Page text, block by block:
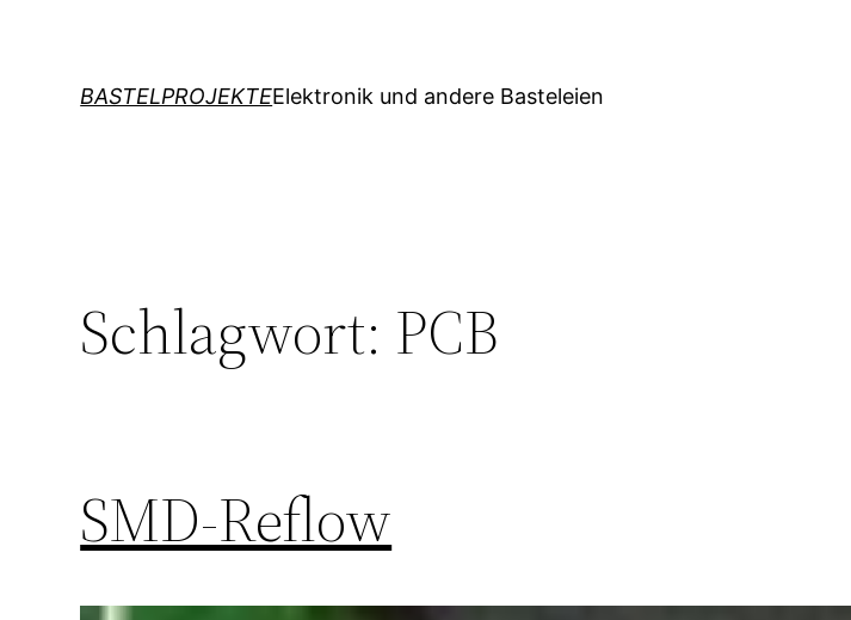
BASTELPROJEKTEElektronik und andere Basteleien
Schlagwort: PCB
SMD-Reflow